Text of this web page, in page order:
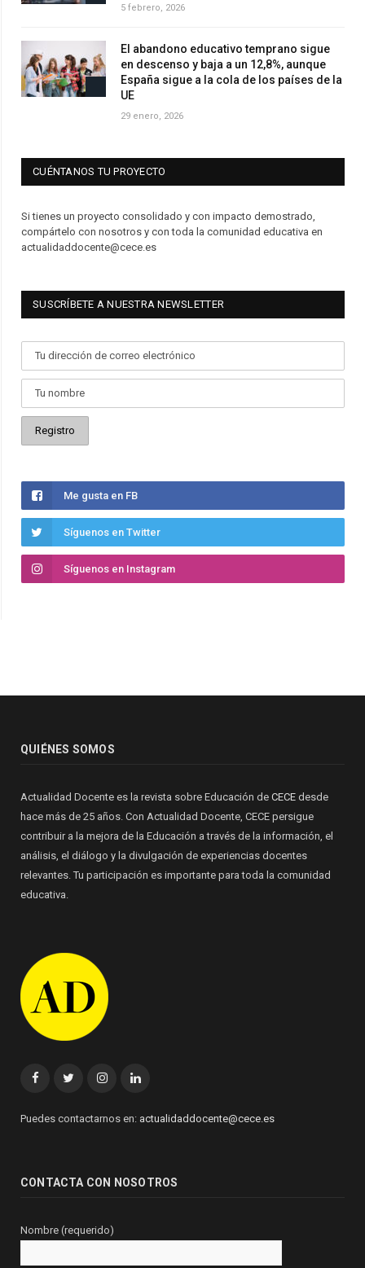
5 febrero, 2026
El abandono educativo temprano sigue
en descenso y baja a un 12,8%, aunque
España sigue a la cola de los países de la
UE
29 enero, 2026
CUÉNTANOS TU PROYECTO
Si tienes un proyecto consolidado y con impacto demostrado,
compártelo con nosotros y con toda la comunidad educativa en
actualidaddocente@cece.es
SUSCRÍBETE A NUESTRA NEWSLETTER
Me gusta en FB
Síguenos en Twitter
Síguenos en Instagram
QUIÉNES SOMOS
Actualidad Docente es la revista sobre Educación de CECE desde
hace más de 25 años. Con Actualidad Docente, CECE persigue
contribuir a la mejora de la Educación a través de la información, el
análisis, el diálogo y la divulgación de experiencias docentes
relevantes. Tu participación es importante para toda la comunidad
educativa.
FacebookTwitterInstagramLinkedin
Puedes contactarnos en: actualidaddocente@cece.es
CONTACTA CON NOSOTROS
Nombre (requerido)